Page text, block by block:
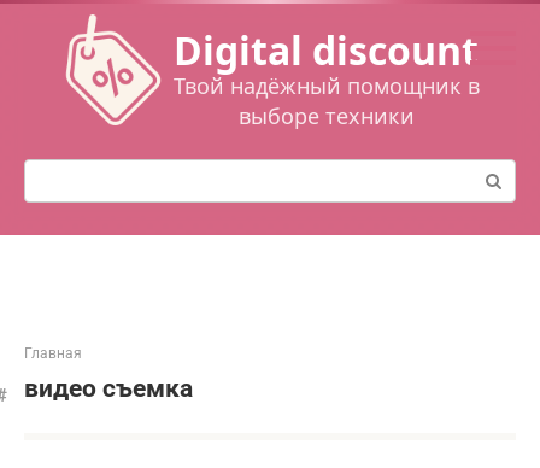
Перейти
контенту
Digital discount
Твой надёжный помощник в
выборе техники
Поиск:
Главная
видео съемка